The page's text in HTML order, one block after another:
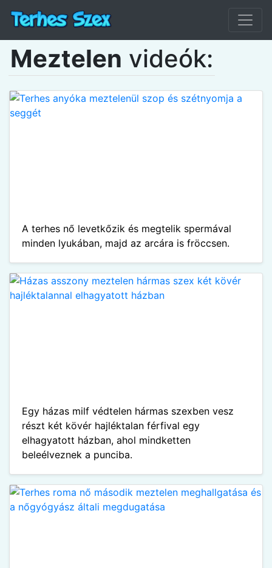
Meztelen videók:
A terhes nő levetkőzik és megtelik spermával
minden lyukában, majd az arcára is fröccsen.
Egy házas milf védtelen hármas szexben vesz
részt két kövér hajléktalan férfival egy
elhagyatott házban, ahol mindketten
beleélveznek a punciba.